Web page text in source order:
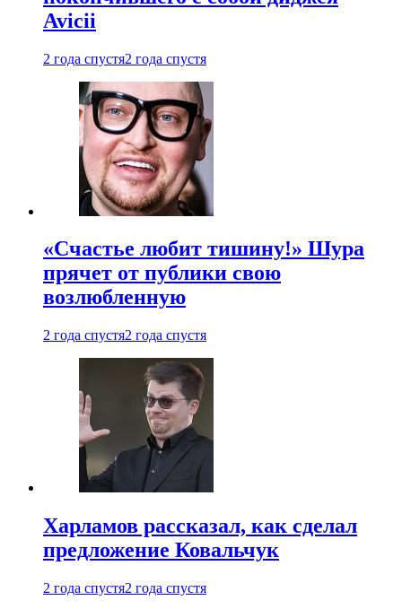
Avicii
2 года спустя2 года спустя
«Счастье любит тишину!» Шура
прячет от публики свою
возлюбленную
2 года спустя2 года спустя
Харламов рассказал, как сделал
предложение Ковальчук
2 года спустя2 года спустя